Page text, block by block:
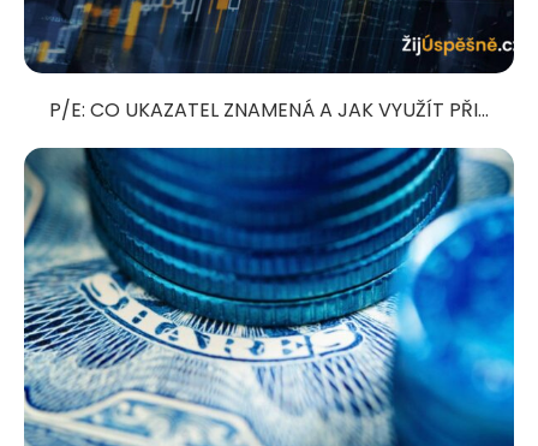
P/E: CO UKAZATEL ZNAMENÁ A JAK VYUŽÍT PŘI...